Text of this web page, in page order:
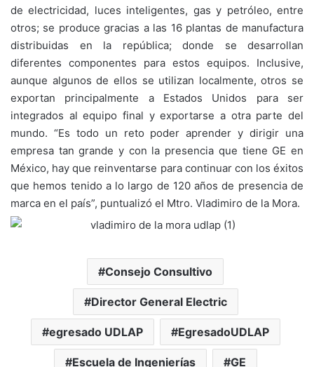
de electricidad, luces inteligentes, gas y petróleo, entre
otros; se produce gracias a las 16 plantas de manufactura
distribuidas en la república; donde se desarrollan
diferentes componentes para estos equipos. Inclusive,
aunque algunos de ellos se utilizan localmente, otros se
exportan principalmente a Estados Unidos para ser
integrados al equipo final y exportarse a otra parte del
mundo. “Es todo un reto poder aprender y dirigir una
empresa tan grande y con la presencia que tiene GE en
México, hay que reinventarse para continuar con los éxitos
que hemos tenido a lo largo de 120 años de presencia de
marca en el país”, puntualizó el Mtro. Vladimiro de la Mora.
Consejo Consultivo
Director General Electric
egresado UDLAP EgresadoUDLAP
Escuela de Ingenierías GE